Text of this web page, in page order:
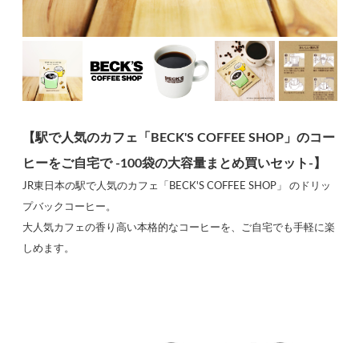
【駅で人気のカフェ「BECK'S COFFEE SHOP」のコー
ヒーをご自宅で -100袋の大容量まとめ買いセット-】
JR東日本の駅で人気のカフェ「BECK'S COFFEE SHOP」 のドリッ
プバックコーヒー。
大人気カフェの香り高い本格的なコーヒーを、ご自宅でも手軽に楽
しめます。